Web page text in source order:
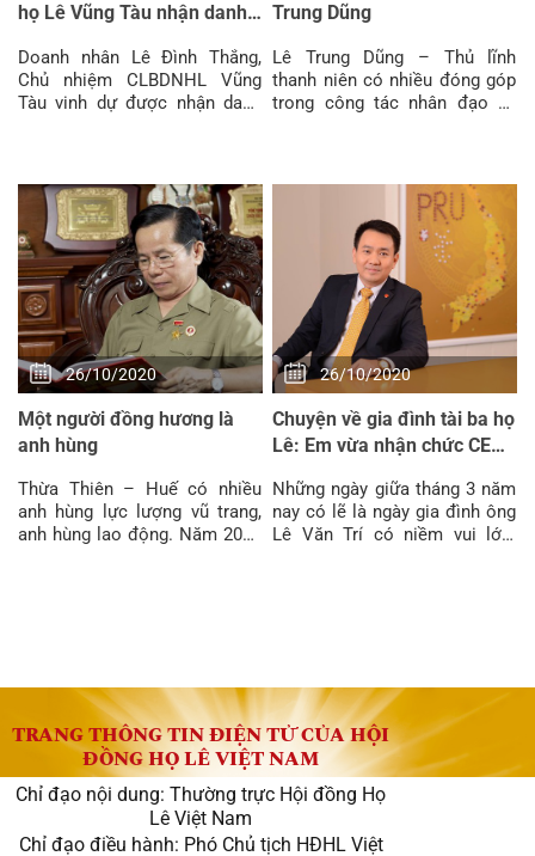
họ Lê Vũng Tàu nhận danh
Doanh nhân Lê Đình Thắng,
Chủ nhiệm CLBDNHL Vũng
Tàu vinh dự được nhận danh
Trung Dũng
Lê Trung Dũng – Thủ lĩnh
thanh niên có nhiều đóng góp
trong công tác nhân đạo và
26/10/2020
Một người đồng hương là
anh hùng
Thừa Thiên – Huế có nhiều
anh hùng lực lượng vũ trang,
anh hùng lao động. Năm 2008
26/10/2020
Chuyện về gia đình tài ba họ
Lê: Em vừa nhận chức CEO
nhận chức to ở PNJ
Những ngày giữa tháng 3 năm
nay có lẽ là ngày gia đình ông
Lê Văn Trí có niềm vui lớn.
TRANG THÔNG TIN ĐIỆN TỬ CỦA HỘI
ĐỒNG HỌ LÊ VIỆT NAM
Chỉ đạo nội dung: Thường trực Hội đồng Họ
Lê Việt Nam
Chỉ đạo điều hành: Phó Chủ tịch HĐHL Việt